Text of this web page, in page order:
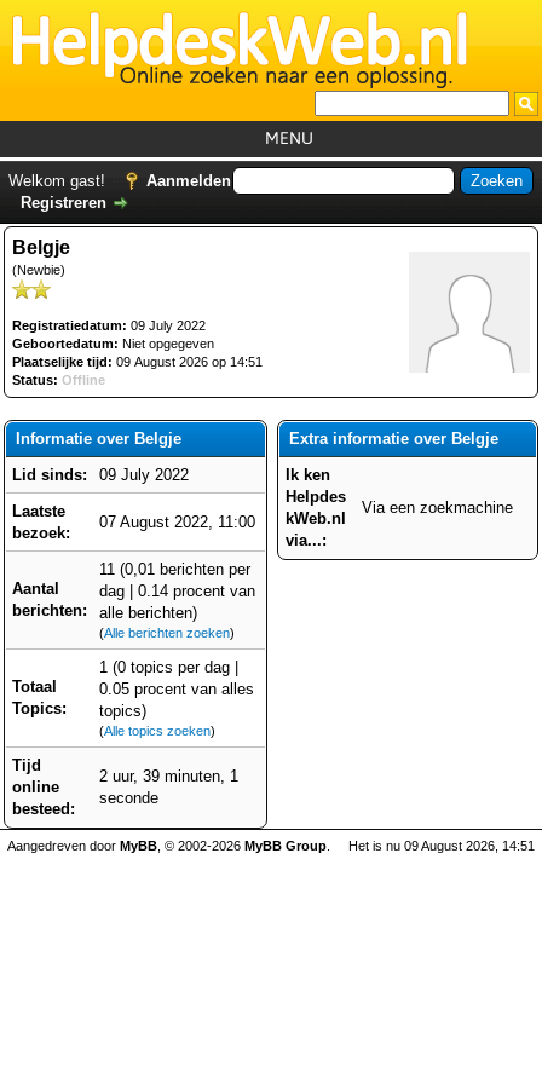
MENU
GemistDownloader
Welkom gast!
Aanmelden
Registreren
Belgje
(Newbie)
Registratiedatum: 09 July 2022
Geboortedatum: Niet opgegeven
Plaatselijke tijd: 09 August 2026 op 14:51
Status: Offline
Informatie over Belgje
Lid sinds:
09 July 2022
Laatste
bezoek:
07 August 2022, 11:00
Aantal
berichten:
11 (0,01 berichten per
dag | 0.14 procent van
alle berichten)
(Alle berichten zoeken)
Totaal
Topics:
1 (0 topics per dag |
0.05 procent van alles
topics)
(Alle topics zoeken)
Tijd
online
besteed:
2 uur, 39 minuten, 1
seconde
Extra informatie over Belgje
Ik ken
Helpdes
kWeb.nl
via...:
Via een zoekmachine
Het is nu 09 August 2026, 14:51
Aangedreven door MyBB , © 2002-2026 MyBB Group